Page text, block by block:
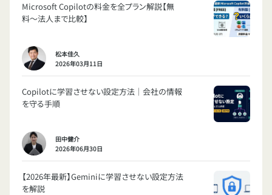
Microsoft Copilotの料金を全プラン解説【無
料〜法人まで比較】
松本佳久
2026年03月11日
Copilotに学習させない設定方法｜会社の情報
を守る手順
田中健介
2026年06月30日
【2026年最新】Geminiに学習させない設定方法
を解説